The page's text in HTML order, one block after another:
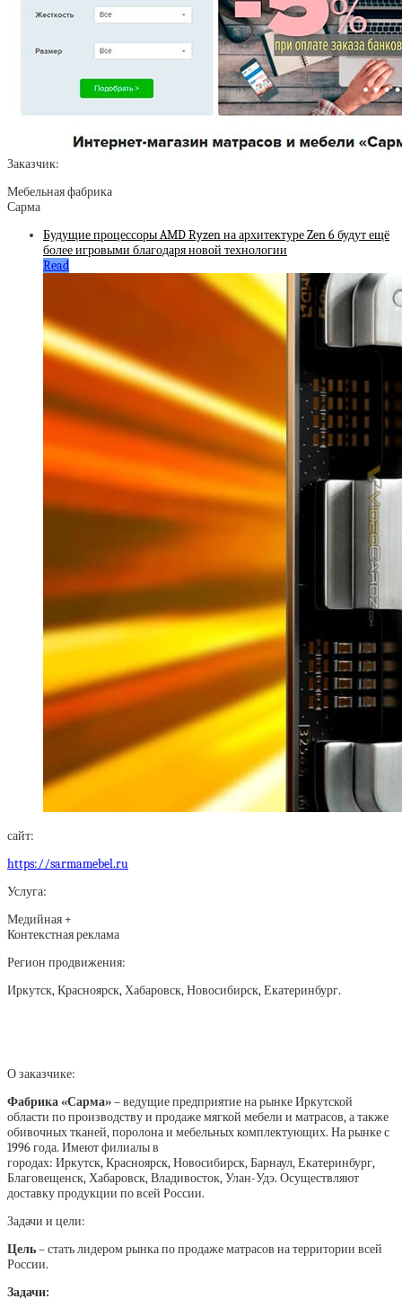
Заказчик:
Мебельная фабрика
Сарма
Будущие процессоры AMD Ryzen на архитектуре Zen 6 будут ещё
более игровыми благодаря новой технологии
Read
сайт:
https://sarmamebel.ru
Услуга:
Медийная +
Контекстная реклама
Регион продвижения:
Иркутск, Красноярск, Хабаровск, Новосибирск, Екатеринбург.
О заказчике:
Фабрика «Сарма»– ведущие предприятие на рынке Иркутской
области по производству и продаже мягкой мебели и матрасов, а также
обивочных тканей, поролона и мебельных комплектующих. На рынке с
1996 года. Имеют филиалы в
городах: Иркутск, Красноярск, Новосибирск, Барнаул, Екатеринбург,
Благовещенск, Хабаровск, Владивосток, Улан-Удэ. Осуществляют
доставку продукции по всей России.
Задачи и цели:
Цель– стать лидером рынка по продаже матрасов на территории всей
России.
Задачи: